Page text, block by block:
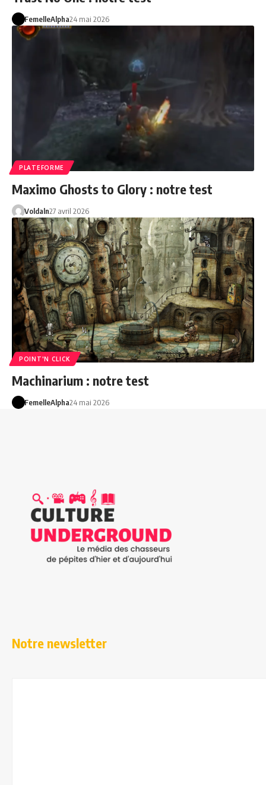
FemelleAlpha24 mai 2026
PLATEFORME
Maximo Ghosts to Glory : notre test
Voldaln27 avril 2026
POINT'N CLICK
Machinarium : notre test
FemelleAlpha24 mai 2026
Notre newsletter